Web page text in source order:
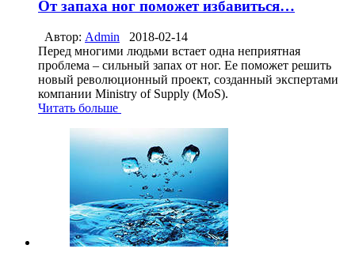
От запаха ног поможет избавиться…
Автор: Admin
2018-02-14
Перед многими людьми встает одна неприятная
проблема – сильный запах от ног. Ее поможет решить
новый революционный проект, созданный экспертами
компании Ministry of Supply (MoS).
Читать больше